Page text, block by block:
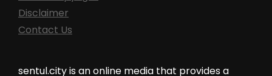
Disclaimer
Contact Us
sentul.city is an online media that provides a